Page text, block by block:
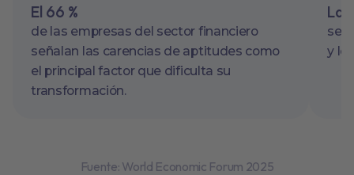
El 66 %
de las empresas del sector financiero
señalan las carencias de aptitudes como
el principal factor que dificulta su
transformación.
La
se
y
Fuente: World Economic Forum 2025